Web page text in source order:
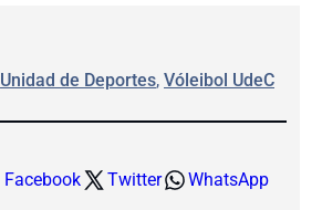
Unidad de Deportes, Vóleibol UdeC
Facebook Twitter WhatsApp